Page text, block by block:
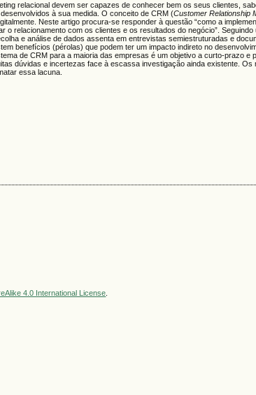
relacional devem ser capazes de conhecer bem os seus clientes,
à sua medida. O conceito de CRM (Customer Relationship
Neste artigo procura-se responder à questão “como a
o relacionamento com os clientes e os resultados do negócio”. Seguindo
e análise de dados assenta em entrevistas semiestruturadas e
benefícios (pérolas) que podem ter um impacto indireto no
de CRM para a maioria das empresas é um objetivo a curto-prazo e
dúvidas e incertezas face à escassa investigação ainda existente. Os
essa lacuna.
4.0 International License